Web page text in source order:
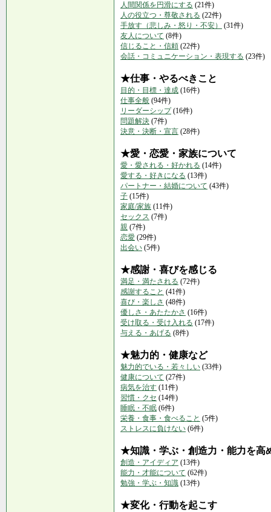
人間関係を円滑にする (21件)
人の役立つ・尊敬される (22件)
手放す（悲しみ・怒り・不安）
(31件)
友人について (8件)
信じること・信頼 (22件)
会話・コミュニケーション・表現する (23件)
★仕事・やるべきこと
目的・目標・達成 (16件)
仕事全般 (94件)
リーダーシップ(16件)
問題解決 (7件)
決意・決断・宣言 (28件)
★愛・恋愛・家族について
愛・愛される・好かれる (14件)
愛する・好きになる (13件)
パートナー・結婚について (43件)
子 (15件)
家庭/家族 (11件)
セックス (7件)
親 (7件)
恋愛 (29件)
出会い (5件)
★感謝・喜びを感じる
満足・満たされる (72件)
感謝すること (41件)
喜び・楽しさ (48件)
優しさ・あたたかさ (16件)
受け取る・受け入れる (17件)
与える・あげる (8件)
★魅力的・健康など
魅力的でいる・若々しい (33件)
健康について (27件)
病気を治す (11件)
習慣・クセ (14件)
睡眠・不眠 (6件)
栄養・食事・食べること (5件)
ストレスに負けない (6件)
★知識・学ぶ・創造力・能力を高
創造・アイディア (13件)
能力・才能について (62件)
勉強・学ぶ・知識 (13件)
★変化・行動を起こす